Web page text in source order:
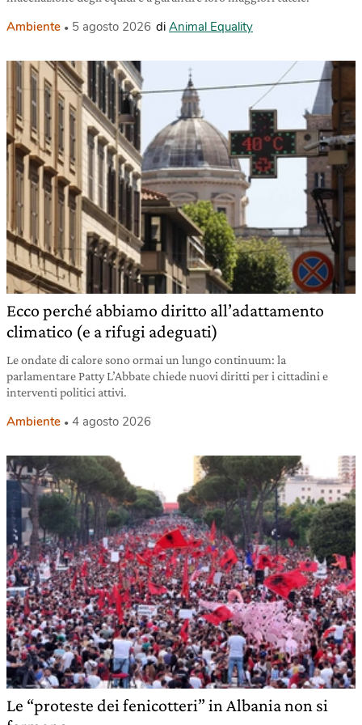
Ambiente 5 agosto 2026 di Animal Equality
Ecco perché abbiamo diritto all’adattamento
climatico (e a rifugi adeguati)
Le ondate di calore sono ormai un lungo continuum: la
parlamentare Patty L’Abbate chiede nuovi diritti per i cittadini e
interventi politici attivi.
Ambiente 4 agosto 2026
Le “proteste dei fenicotteri” in Albania non si